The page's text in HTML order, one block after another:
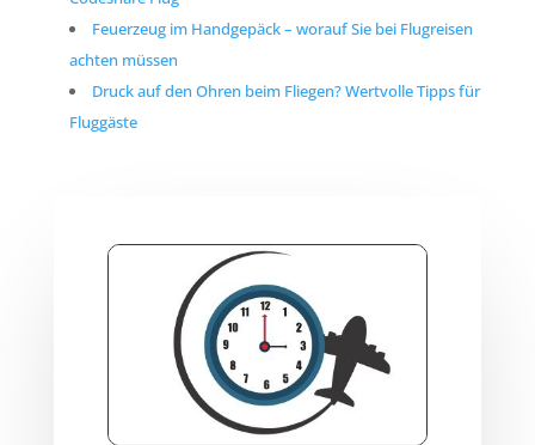
Feuerzeug im Handgepäck – worauf Sie bei Flugreisen
achten müssen
Druck auf den Ohren beim Fliegen? Wertvolle Tipps für
Fluggäste